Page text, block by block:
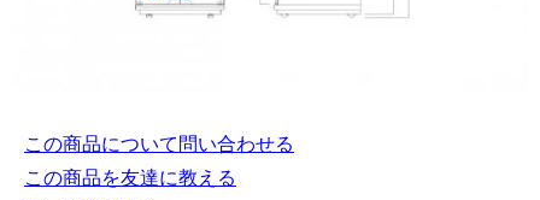
この商品について問い合わせる
この商品を友達に教える